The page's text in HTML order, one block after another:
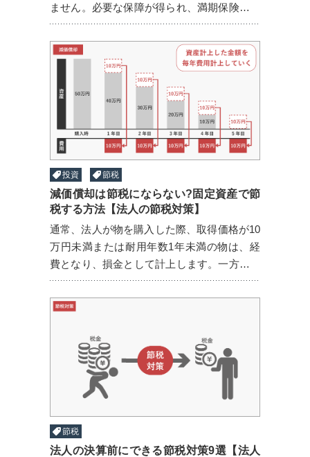
ません。必要な保障が得られ、満期保険金や
解約返戻金が返ってくるにも関わらず、保険
料が損金計上できるため、利益の圧縮にな
り、法人税等の税金を減 ...
投資 節税
減価償却は節税にならない?固定資産で節
税する方法【法人の節税対策】
通常、法人が物を購入した際、取得価格が10
万円未満または耐用年数1年未満の物は、経
費となり、損金として計上します。一方、取
得価格が10万円以上かつ耐用年数1年以上の
物は、固定資産となり、資産として計上しま
す。そして減価償 ...
節税
法人の決算前にできる節税対策9選【法人